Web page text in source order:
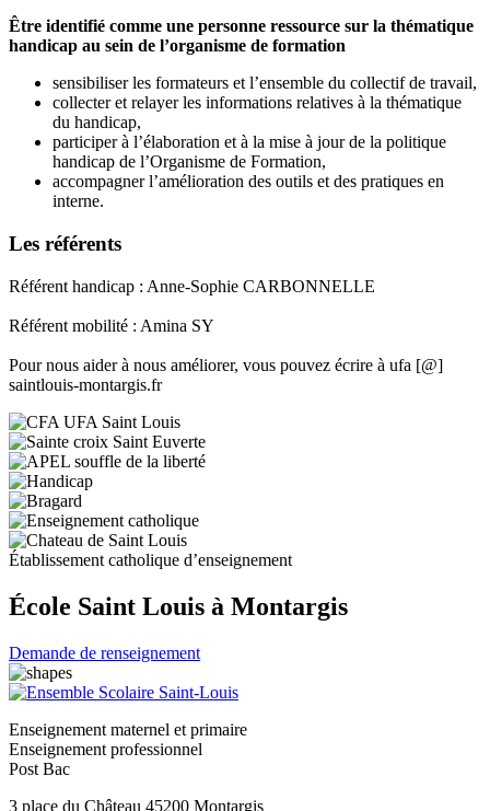
Être identifié comme une personne ressource sur la thématique
handicap au sein de l’organisme de formation
sensibiliser les formateurs et l’ensemble du collectif de travail,
collecter et relayer les informations relatives à la thématique
du handicap,
participer à l’élaboration et à la mise à jour de la politique
handicap de l’Organisme de Formation,
accompagner l’amélioration des outils et des pratiques en
interne.
Les référents
Référent handicap : Anne-Sophie CARBONNELLE
Référent mobilité : Amina SY
Pour nous aider à nous améliorer, vous pouvez écrire à ufa [@]
saintlouis-montargis.fr
Établissement catholique d’enseignement
École Saint Louis à Montargis
Demande de renseignement
Enseignement maternel et primaire
Enseignement professionnel
Post Bac
3 place du Château 45200 Montargis